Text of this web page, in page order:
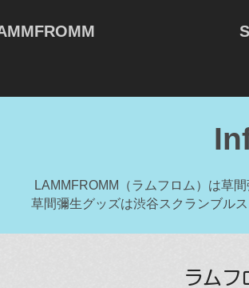
LAMMFROMM（ラムフロム）は草
草間彌生グッズは渋谷スクランブル
ラムフ